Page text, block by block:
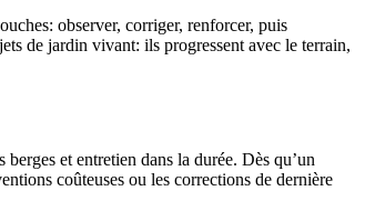
observer, corriger, renforcer, puis
de jardin vivant: ils progressent avec le terrain,
et entretien dans la durée. Dès qu’un
coûteuses ou les corrections de dernière